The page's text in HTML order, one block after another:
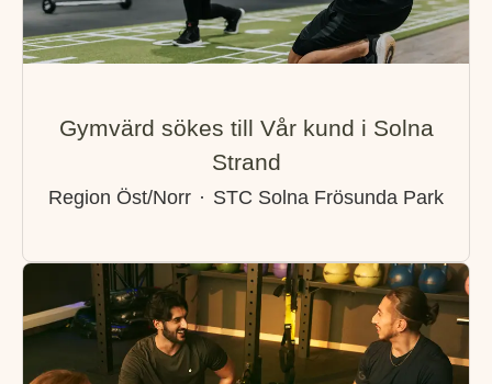
Gymvärd sökes till Vår kund i Solna
Strand
Region Öst/Norr · STC Solna Frösunda Park